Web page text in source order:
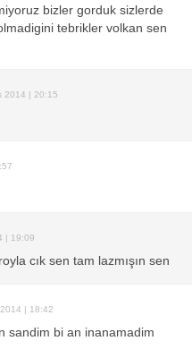
bizler gorduk sizlerde
tebrikler volkan sen
2014 | 20:15
| 19:09
cık sen tam lazmışın sen
| 18:42
sandim bi an inanamadim